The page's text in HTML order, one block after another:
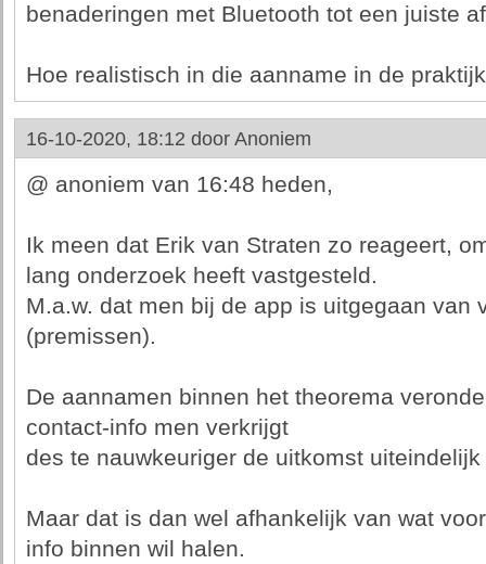
benaderingen met Bluetooth tot een juiste
Hoe realistisch in die aanname in de
16-10-2020, 18:12 door Anoniem
@ anoniem van 16:48 heden,
Ik meen dat Erik van Straten zo reageert,
lang onderzoek heeft vastgesteld.
M.a.w. dat men bij de app is uitgegaan van
(premissen).
De aannamen binnen het theorema
contact-info men verkrijgt
des te nauwkeuriger de uitkomst
Maar dat is dan wel afhankelijk van wat
info binnen wil halen.